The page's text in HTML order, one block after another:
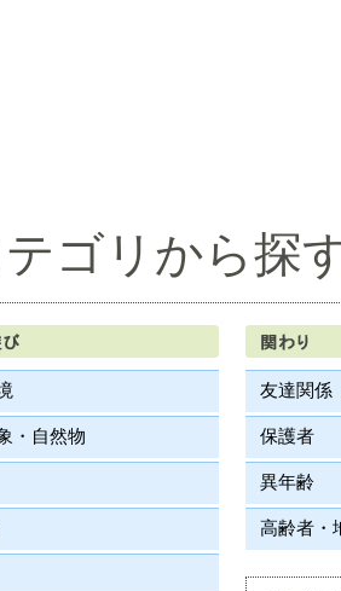
テゴリから探
・自然物
友達関係
保護者
異年齢
高齢者・